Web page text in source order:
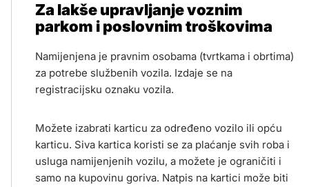
Za lakše upravljanje voznim
parkom i poslovnim troškovima
Namijenjena je pravnim osobama (tvrtkama i obrtima)
za potrebe službenih vozila. Izdaje se na
registracijsku oznaku vozila.
Možete izabrati karticu za određeno vozilo ili opću
karticu. Siva kartica koristi se za plaćanje svih roba i
usluga namijenjenih vozilu, a možete je ograničiti i
samo na kupovinu goriva. Natpis na kartici može biti